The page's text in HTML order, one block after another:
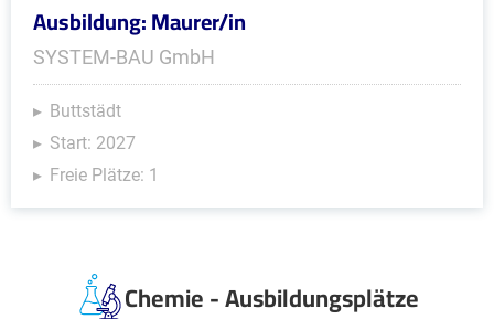
Ausbildung: Maurer/in
SYSTEM-BAU GmbH
Buttstädt
Start: 2027
Freie Plätze: 1
Chemie - Ausbildungsplätze